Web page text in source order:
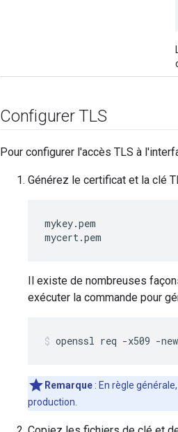
Configurer TLS
Pour configurer l'accès TLS à
Générez le certificat et la clé
mykey.pem
mycert.pem
Il existe de nombreuses
exécuter la commande pour
openssl req -x509 -
Remarque : En règle
production.